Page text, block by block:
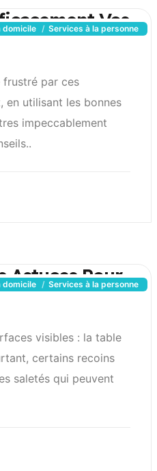
Vos
domicile Services à la personne
frustré par ces
en utilisant les bonnes
impeccablement
Astuces Pour
domicile Services à la personne
visibles : la table
certains recoins
saletés qui peuvent